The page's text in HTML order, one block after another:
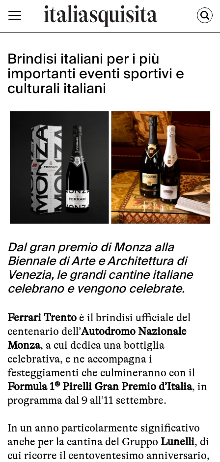
Brindisi italiani per i più
importanti eventi sportivi e
culturali italiani
Dal gran premio di Monza alla
Biennale di Arte e Architettura di
Venezia, le grandi cantine italiane
celebrano e vengono celebrate.
Ferrari Trento è il brindisi ufficiale del
centenario dell’Autodromo Nazionale
Monza, a cui dedica una bottiglia
celebrativa, e ne accompagna i
festeggiamenti che culmineranno con il
Formula 1® Pirelli Gran Premio d’Italia, in
programma dal 9 all’11 settembre.
In un anno particolarmente significativo
anche per la cantina del Gruppo Lunelli, di
cui ricorre il centoventesimo anniversario,